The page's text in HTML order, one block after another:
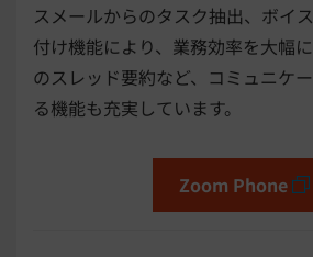
スメールからのタスク抽出、ボイ
付け機能により、業務効率を大幅
のスレッド要約など、コミュニケ
る機能も充実しています。
Zoom Phone